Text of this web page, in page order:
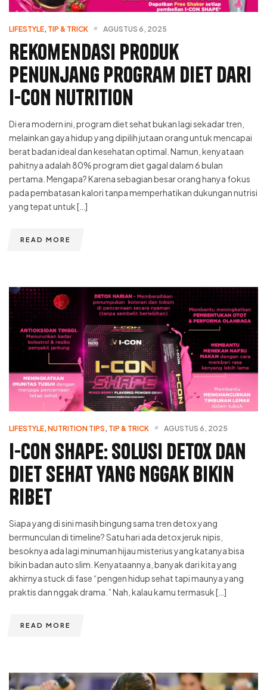
LIFESTYLE, TIP & TRICK AGUSTUS 6, 2025
Rekomendasi Produk
Penunjang Program Diet dari
I-CON Nutrition
Di era modern ini, program diet sehat bukan lagi sekadar tren,
melainkan gaya hidup yang dipilih jutaan orang untuk mencapai
berat badan ideal dan kesehatan optimal. Namun, kenyataan
pahitnya adalah 80% program diet gagal dalam 6 bulan
pertama. Mengapa? Karena sebagian besar orang hanya fokus
pada pembatasan kalori tanpa memperhatikan dukungan nutrisi
yang tepat untuk […]
READ MORE
LIFESTYLE, NUTRITION TIPS, TIP & TRICK AGUSTUS 6, 2025
I-CON Shape: Solusi Detox dan
Diet Sehat yang Nggak Bikin
Ribet
Siapa yang di sini masih bingung sama tren detox yang
bermunculan di timeline? Satu hari ada detox jeruk nipis,
besoknya ada lagi minuman hijau misterius yang katanya bisa
bikin badan auto slim. Kenyataannya, banyak dari kita yang
akhirnya stuck di fase “pengen hidup sehat tapi maunya yang
praktis dan nggak drama.” Nah, kalau kamu termasuk […]
READ MORE